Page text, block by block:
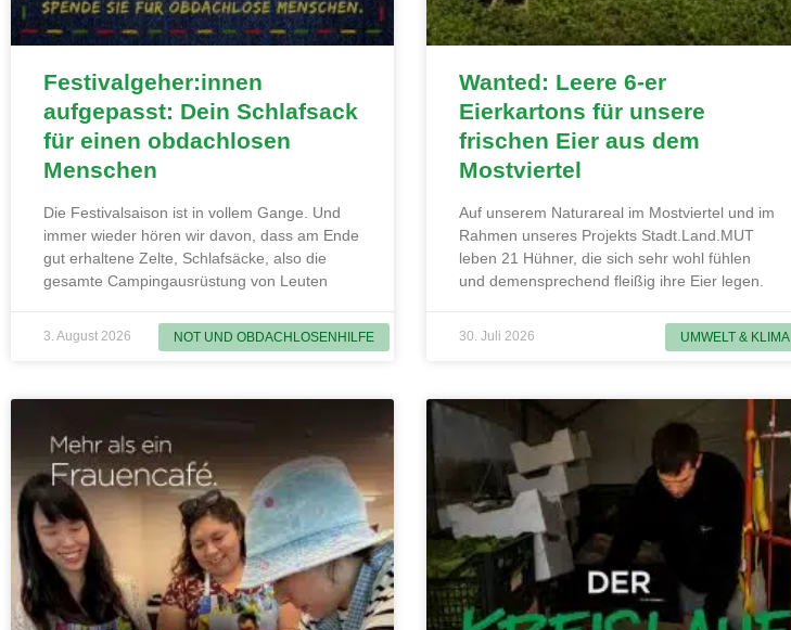
NOT UND OBDACHLOSENHILFE
Festivalgeher:innen
aufgepasst: Dein Schlafsack
für einen obdachlosen
Menschen
Die Festivalsaison ist in vollem Gange. Und
immer wieder hören wir davon, dass am Ende
gut erhaltene Zelte, Schlafsäcke, also die
gesamte Campingausrüstung von Leuten
3. August 2026 UMWELT & KLIMA
Wanted: Leere 6-er
Eierkartons für unsere
frischen Eier aus dem
Mostviertel
Auf unserem Naturareal im Mostviertel und im
Rahmen unseres Projekts Stadt.Land.MUT
leben 21 Hühner, die sich sehr wohl fühlen
und demensprechend fleißig ihre Eier legen.
30. Juli 2026